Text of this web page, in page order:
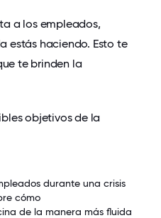
a los empleados,
estás haciendo. Esto te
te brinden la
objetivos de la
durante una crisis
cómo
de la manera más fluida